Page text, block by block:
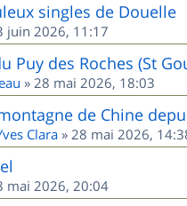
singles de Douelle
juin 2026, 11:17
Puy des Roches (St
» 28 mai 2026, 18:03
de Chine
Clara » 28 mai 2026,
mai 2026, 20:04